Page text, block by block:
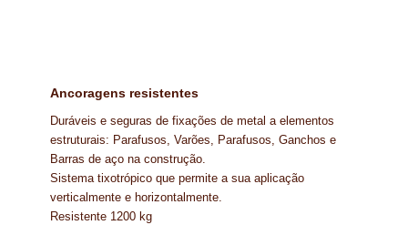
Ancoragens resistentes
Duráveis e seguras de fixações de metal a elementos
estruturais: Parafusos, Varões, Parafusos, Ganchos e
Barras de aço na construção.
Sistema tixotrópico que permite a sua aplicação
verticalmente e horizontalmente.
Resistente 1200 kg